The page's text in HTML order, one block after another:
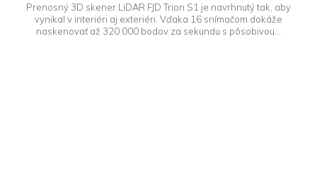
Prenosný 3D skener LiDAR FJD Trion S1 je navrhnutý tak, aby
vynikal v interiéri aj exteriéri. Vďaka 16 snímačom dokáže
naskenovať až 320 000 bodov za sekundu s pôsobivou...